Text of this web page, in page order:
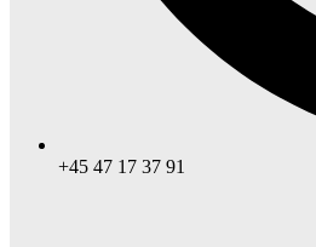
+45 47 17 37 91